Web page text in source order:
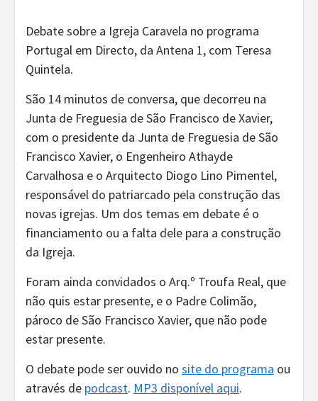
Debate sobre a Igreja Caravela no programa
Portugal em Directo, da Antena 1, com Teresa
Quintela.
São 14 minutos de conversa, que decorreu na
Junta de Freguesia de São Francisco de Xavier,
com o presidente da Junta de Freguesia de São
Francisco Xavier, o Engenheiro Athayde
Carvalhosa e o Arquitecto Diogo Lino Pimentel,
responsável do patriarcado pela construção das
novas igrejas. Um dos temas em debate é o
financiamento ou a falta dele para a construção
da Igreja.
Foram ainda convidados o Arq.º Troufa Real, que
não quis estar presente, e o Padre Colimão,
pároco de São Francisco Xavier, que não pode
estar presente.
O debate pode ser ouvido no site do programa ou
através de podcast. MP3 disponível aqui.